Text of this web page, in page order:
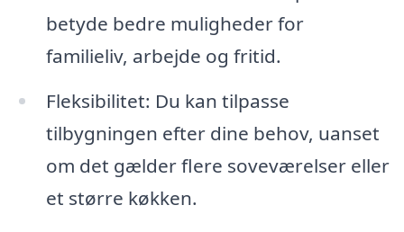
betyde bedre muligheder for
familieliv, arbejde og fritid.
Fleksibilitet: Du kan tilpasse
tilbygningen efter dine behov, uanset
om det gælder flere soveværelser eller
et større køkken.